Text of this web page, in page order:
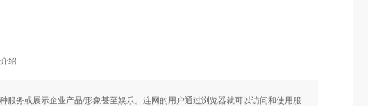
绍
务或展示企业产品/形象甚至娱乐。连网的用户通过浏览器就可以访问和使用服